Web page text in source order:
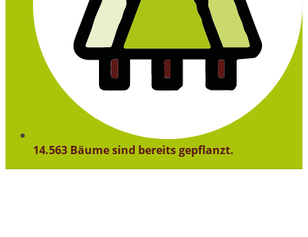
14.563 Bäume sind bereits gepflanzt.